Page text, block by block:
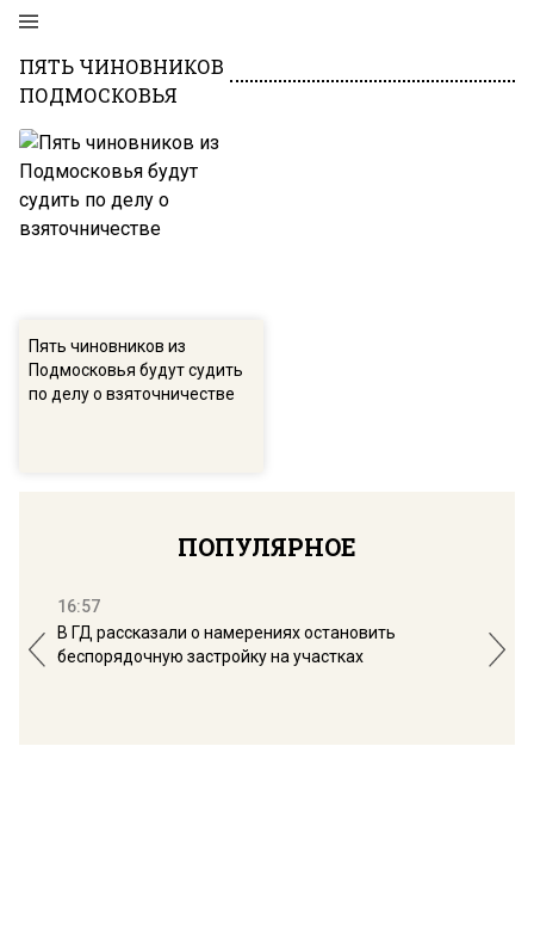
ПЯТЬ ЧИНОВНИКОВ
ПОДМОСКОВЬЯ
Пять чиновников из
Подмосковья будут судить
по делу о взяточничестве
ПОПУЛЯРНОЕ
16:57
В ГД рассказали о намерениях остановить
беспорядочную застройку на участках